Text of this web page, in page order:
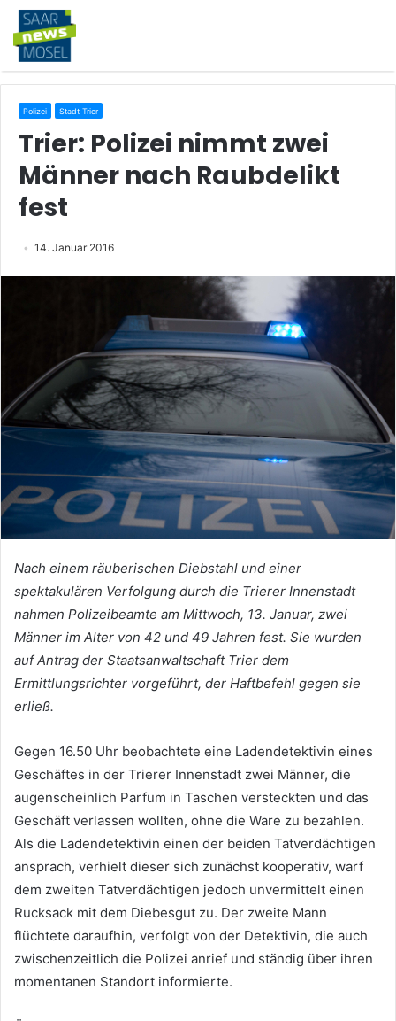
Polizei Stadt Trier
Trier: Polizei nimmt zwei
Männer nach Raubdelikt
fest
14. Januar 2016
Nach einem räuberischen Diebstahl und einer
spektakulären Verfolgung durch die Trierer Innenstadt
nahmen Polizeibeamte am Mittwoch, 13. Januar, zwei
Männer im Alter von 42 und 49 Jahren fest. Sie wurden
auf Antrag der Staatsanwaltschaft Trier dem
Ermittlungsrichter vorgeführt, der Haftbefehl gegen sie
erließ.
Gegen 16.50 Uhr beobachtete eine Ladendetektivin eines
Geschäftes in der Trierer Innenstadt zwei Männer, die
augenscheinlich Parfum in Taschen versteckten und das
Geschäft verlassen wollten, ohne die Ware zu bezahlen.
Als die Ladendetektivin einen der beiden Tatverdächtigen
ansprach, verhielt dieser sich zunächst kooperativ, warf
dem zweiten Tatverdächtigen jedoch unvermittelt einen
Rucksack mit dem Diebesgut zu. Der zweite Mann
flüchtete daraufhin, verfolgt von der Detektivin, die auch
zwischenzeitlich die Polizei anrief und ständig über ihren
momentanen Standort informierte.